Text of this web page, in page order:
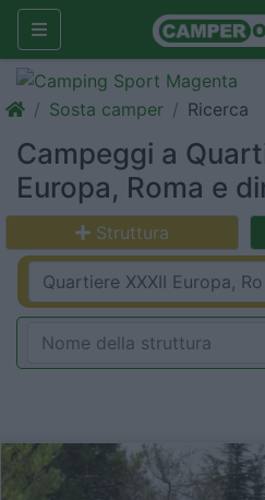
Sosta camper Ricerca
Campeggi a
Europa, Roma e
Struttura